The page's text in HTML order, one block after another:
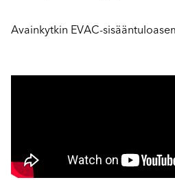
Avainkytkin EVAC-